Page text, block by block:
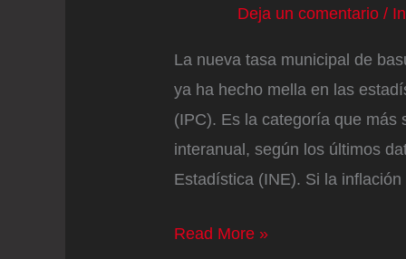
Deja un comentario /
La nueva tasa municipal de
ya ha hecho mella en las
(IPC). Es la categoría que más
interanual, según los últimos
Estadística (INE). Si la inflación
La
Read More »